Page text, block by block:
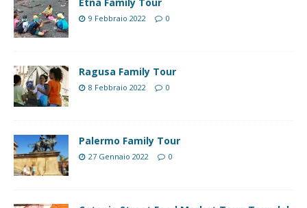
9 Febbraio 2022 0
Ragusa Family Tour
8 Febbraio 2022 0
Palermo Family Tour
27 Gennaio 2022 0